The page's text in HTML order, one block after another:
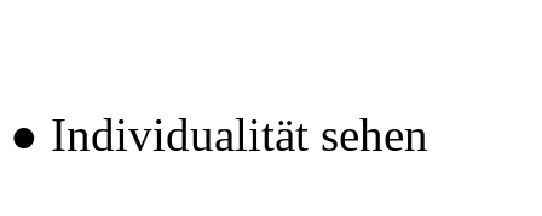
● Individualität sehen